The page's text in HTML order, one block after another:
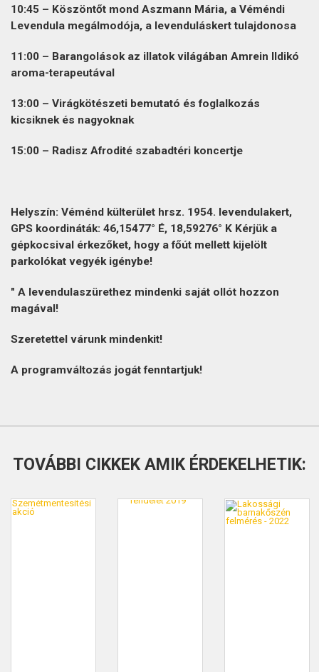
10:45 – Köszöntőt mond Aszmann Mária, a Véméndi
Levendula megálmodója, a levenduláskert tulajdonosa
11:00 – Barangolások az illatok világában Amrein Ildikó
aroma-terapeutával
13:00 – Virágkötészeti bemutató és foglalkozás
kicsiknek és nagyoknak
15:00 – Radisz Afrodité szabadtéri koncertje
Helyszín: Véménd külterület hrsz. 1954. levendulakert,
GPS koordináták: 46,15477° É, 18,59276° K Kérjük a
gépkocsival érkezőket, hogy a főút mellett kijelölt
parkolókat vegyék igénybe!
" A levendulaszürethez mindenki saját ollót hozzon
magával!
Szeretettel várunk mindenkit!
A programváltozás jogát fenntartjuk!
TOVÁBBI CIKKEK AMIK ÉRDEKELHETIK: